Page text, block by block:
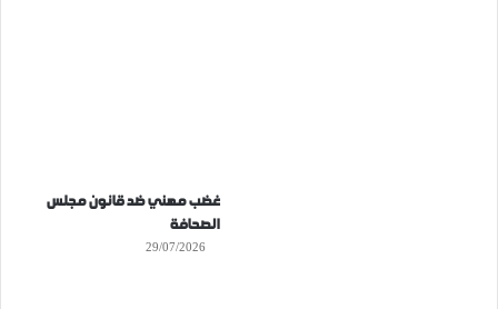
غضب مهني ضد قانون مجلس
الصحافة
29/07/2026